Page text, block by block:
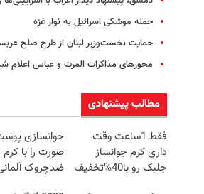
حمله موشکی اسرائیل به نوار غزه
حمایت نخست‌وزیر لبنان از طرح صلح
محورهای مذاکرات المرت و عباس اعلام
مطالب پیشنهادی
فقط 1ساعت وقت
داری کرم جوانساز
جلبک رو با40%تخفیف
جوانسازی
صورت را با کرم
ضدچروک